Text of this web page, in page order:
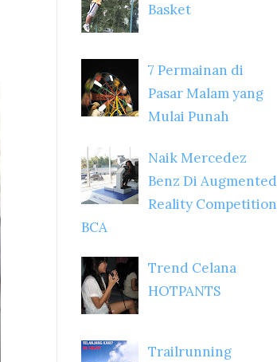
Basket
7 Permainan di
Pasar Malam yang
Mulai Punah
Naik Mercedez
Benz Di Augmented
Reality Competition
BCA
Trend Celana
HOTPANTS
Trailrunning